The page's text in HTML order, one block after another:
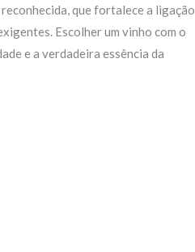
que fortalece a ligação
Escolher um vinho com o
e a verdadeira essência da